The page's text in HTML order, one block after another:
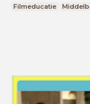
Filmeducatie